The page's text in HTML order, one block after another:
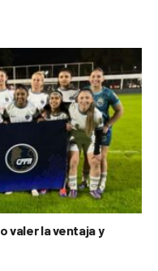
valer la ventaja y